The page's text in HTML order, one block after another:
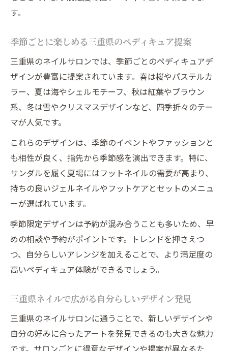
す。
季節ごとに楽しめる三重県のペディキュア提案
三重県のネイルサロンでは、季節ごとのペディキュアデ
ザインが豊富に提案されています。春は桜やパステルカ
ラー、夏は海やシェルモチーフ、秋は紅葉やブラウン
系、冬は雪やクリスマスデザインなど、四季折々のテー
マが人気です。
これらのデザインは、季節のイベントやファッションと
も相性が良く、指先から季節感を演出できます。特に、
サンダルを履く夏場にはフットネイルの需要が高まり、
持ちの良いジェルネイルやフットケアとセットのメニュ
ーが選ばれています。
季節限定デザインは予約が混み合うことも多いため、早
めの相談や予約がポイントです。トレンドを押さえつ
つ、自分らしいアレンジを加えることで、より満足度の
高いペディキュア体験ができるでしょう。
三重県ネイルで広がる自分らしいデザイン発見
三重県のネイルサロンに通うことで、新しいデザインや
自分の好みに合ったアートを発見できるのも大きな魅力
です。サロンごとに得意なデザインや提案が異なるた